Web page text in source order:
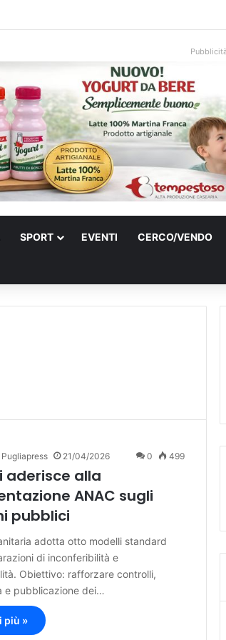
di Mattinata: scattano i divieti alla Baia dei
SPORT EVENTI CERCO/VENDO
21/04/2026 0 499
aderisce alla
ANAC sugli
pubblici
adotta otto modelli standard
di inconferibilità e
Obiettivo: rafforzare controlli,
e pubblicazione dei…
più »